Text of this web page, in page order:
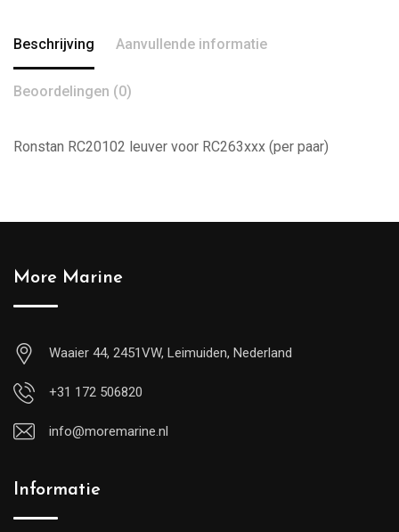
Beschrijving Aanvullende informatie
Beoordelingen (0)
Ronstan RC20102 leuver voor RC263xxx (per paar)
More Marine
Waaier 44, 2451VW, Leimuiden, Nederland
+31 172 506820
info@moremarine.nl
Informatie